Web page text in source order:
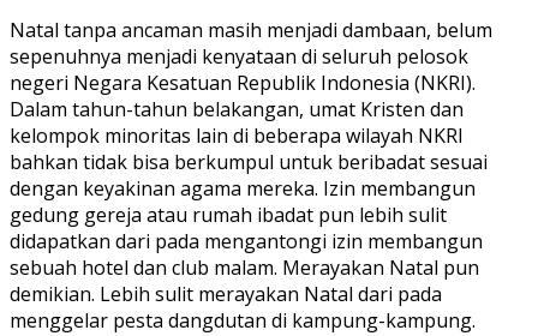
Natal tanpa ancaman masih menjadi dambaan, belum
sepenuhnya menjadi kenyataan di seluruh pelosok
negeri Negara Kesatuan Republik Indonesia (NKRI).
Dalam tahun-tahun belakangan, umat Kristen dan
kelompok minoritas lain di beberapa wilayah NKRI
bahkan tidak bisa berkumpul untuk beribadat sesuai
dengan keyakinan agama mereka. Izin membangun
gedung gereja atau rumah ibadat pun lebih sulit
didapatkan dari pada mengantongi izin membangun
sebuah hotel dan club malam. Merayakan Natal pun
demikian. Lebih sulit merayakan Natal dari pada
menggelar pesta dangdutan di kampung-kampung.